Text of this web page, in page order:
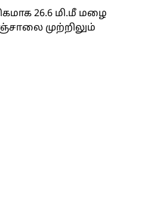
26.6 மி.மீ மழை
முற்றிலும்